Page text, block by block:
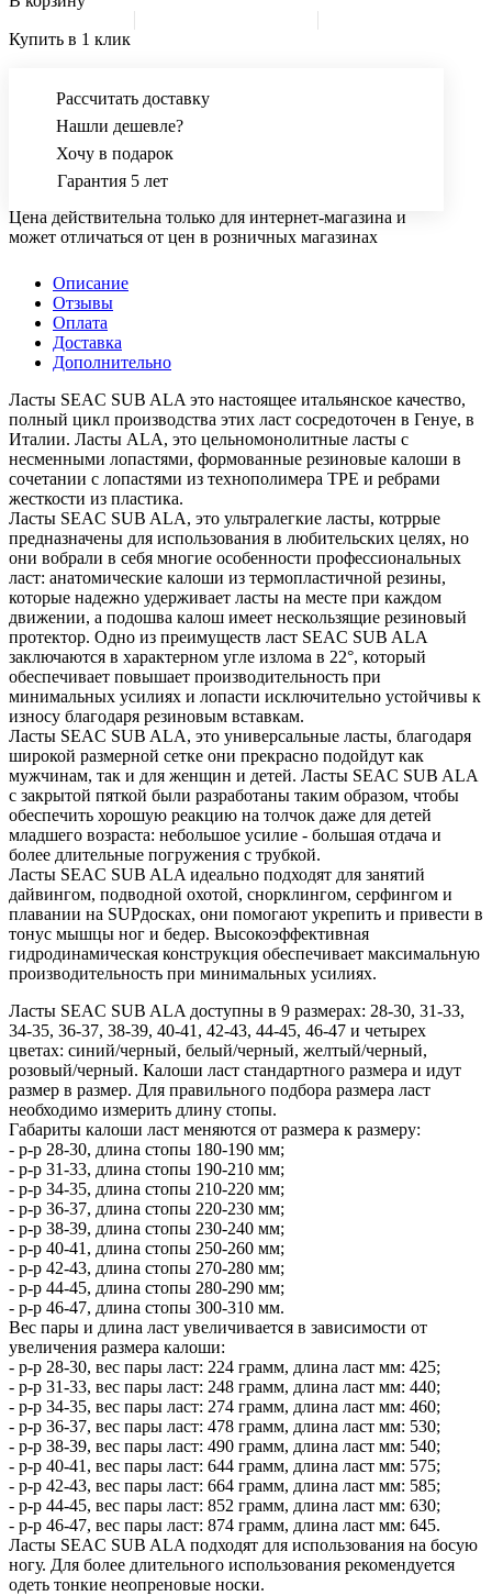
Купить в 1 клик
Рассчитать доставку
Нашли дешевле?
Хочу в подарок
Гарантия 5 лет
Цена действительна только для интернет-магазина и
может отличаться от цен в розничных магазинах
Описание
Отзывы
Оплата
Доставка
Дополнительно
Ласты SEAC SUB ALA это настоящее итальянское качество,
полный цикл производства этих ласт сосредоточен в Генуе, в
Италии. Ласты ALA, это цельномонолитные ласты с
несменными лопастями, формованные резиновые калоши в
сочетании с лопастями из технополимера ТРЕ и ребрами
жесткости из пластика.
Ласты SEAC SUB ALA, это ультралегкие ласты, котррые
предназначены для использования в любительских целях, но
они вобрали в себя многие особенности профессиональных
ласт: анатомические калоши из термопластичной резины,
которые надежно удерживает ласты на месте при каждом
движении, а подошва калош имеет нескользящие резиновый
протектор. Одно из преимуществ ласт SEAC SUB ALA
заключаются в характерном угле излома в 22°, который
обеспечивает повышает производительность при
минимальных усилиях и лопасти исключительно устойчивы к
износу благодаря резиновым вставкам.
Ласты SEAC SUB ALA, это универсальные ласты, благодаря
широкой размерной сетке они прекрасно подойдут как
мужчинам, так и для женщин и детей. Ласты SEAC SUB ALA
с закрытой пяткой были разработаны таким образом, чтобы
обеспечить хорошую реакцию на толчок даже для детей
младшего возраста: небольшое усилие - большая отдача и
более длительные погружения с трубкой.
Ласты SEAC SUB ALA идеально подходят для занятий
дайвингом, подводной охотой, снорклингом, серфингом и
плавании на SUPдосках, они помогают укрепить и привести в
тонус мышцы ног и бедер. Высокоэффективная
гидродинамическая конструкция обеспечивает максимальную
производительность при минимальных усилиях.
Ласты SEAC SUB ALA доступны в 9 размерах: 28-30, 31-33,
34-35, 36-37, 38-39, 40-41, 42-43, 44-45, 46-47 и четырех
цветах: синий/черный, белый/черный, желтый/черный,
розовый/черный. Калоши ласт стандартного размера и идут
размер в размер. Для правильного подбора размера ласт
необходимо измерить длину стопы.
Габариты калоши ласт меняются от размера к размеру:
- р-р 28-30, длина стопы 180-190 мм;
- р-р 31-33, длина стопы 190-210 мм;
- р-р 34-35, длина стопы 210-220 мм;
- р-р 36-37, длина стопы 220-230 мм;
- р-р 38-39, длина стопы 230-240 мм;
- р-р 40-41, длина стопы 250-260 мм;
- р-р 42-43, длина стопы 270-280 мм;
- р-р 44-45, длина стопы 280-290 мм;
- р-р 46-47, длина стопы 300-310 мм.
Вес пары и длина ласт увеличивается в зависимости от
увеличения размера калоши:
- р-р 28-30, вес пары ласт: 224 грамм, длина ласт мм: 425;
- р-р 31-33, вес пары ласт: 248 грамм, длина ласт мм: 440;
- р-р 34-35, вес пары ласт: 274 грамм, длина ласт мм: 460;
- р-р 36-37, вес пары ласт: 478 грамм, длина ласт мм: 530;
- р-р 38-39, вес пары ласт: 490 грамм, длина ласт мм: 540;
- р-р 40-41, вес пары ласт: 644 грамм, длина ласт мм: 575;
- р-р 42-43, вес пары ласт: 664 грамм, длина ласт мм: 585;
- р-р 44-45, вес пары ласт: 852 грамм, длина ласт мм: 630;
- р-р 46-47, вес пары ласт: 874 грамм, длина ласт мм: 645.
Ласты SEAC SUB ALA подходят для использования на босую
ногу. Для более длительного использования рекомендуется
одеть тонкие неопреновые носки.